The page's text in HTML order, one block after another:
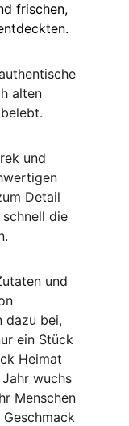
frischen,
alten
und
Detail
die
und
dazu bei,
ein Stück
Heimat
wuchs
Menschen